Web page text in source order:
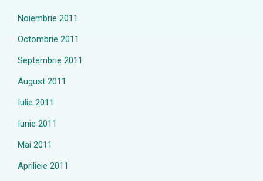
Noiembrie 2011
Octombrie 2011
Septembrie 2011
August 2011
Iulie 2011
Iunie 2011
Mai 2011
Aprilieie 2011